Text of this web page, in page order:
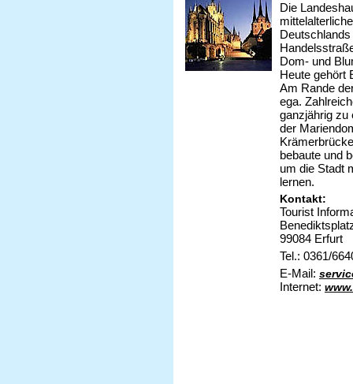
Die
Dom- und
Heute gehört
Am Rande
ega.
ganzjährig zu
der
bebaute und
um die Stadt
lernen.
Kontakt:
Tourist
99084 Erfurt
Tel.: 0361/
E-Mail:
Internet: